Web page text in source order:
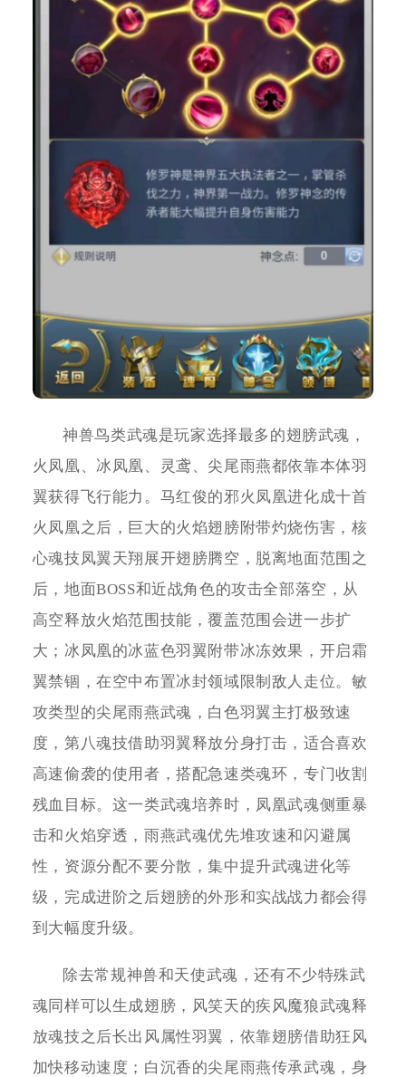
神兽鸟类武魂是玩家选择最多的翅膀武魂，
火凤凰、冰凤凰、灵鸢、尖尾雨燕都依靠本体羽
翼获得飞行能力。马红俊的邪火凤凰进化成十首
火凤凰之后，巨大的火焰翅膀附带灼烧伤害，核
心魂技凤翼天翔展开翅膀腾空，脱离地面范围之
后，地面BOSS和近战角色的攻击全部落空，从
高空释放火焰范围技能，覆盖范围会进一步扩
大；冰凤凰的冰蓝色羽翼附带冰冻效果，开启霜
翼禁锢，在空中布置冰封领域限制敌人走位。敏
攻类型的尖尾雨燕武魂，白色羽翼主打极致速
度，第八魂技借助羽翼释放分身打击，适合喜欢
高速偷袭的使用者，搭配急速类魂环，专门收割
残血目标。这一类武魂培养时，凤凰武魂侧重暴
击和火焰穿透，雨燕武魂优先堆攻速和闪避属
性，资源分配不要分散，集中提升武魂进化等
级，完成进阶之后翅膀的外形和实战战力都会得
到大幅度升级。
除去常规神兽和天使武魂，还有不少特殊武
魂同样可以生成翅膀，风笑天的疾风魔狼武魂释
放魂技之后长出风属性羽翼，依靠翅膀借助狂风
加快移动速度；白沉香的尖尾雨燕传承武魂，身